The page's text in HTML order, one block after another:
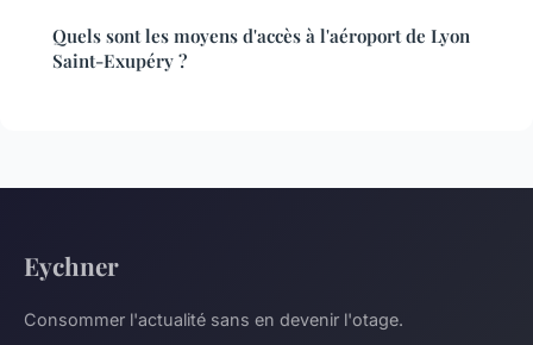
Quels sont les moyens d'accès à l'aéroport de Lyon
Saint-Exupéry ?
Eychner
Consommer l'actualité sans en devenir l'otage.